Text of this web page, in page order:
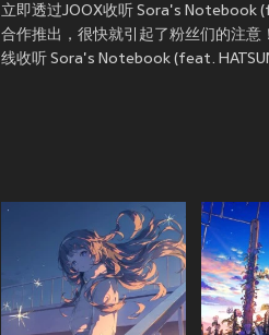
立即透过JOOX收听 Sora's Notebook
合作推出，很快就引起了粉丝们的注意
线收听 Sora's Notebook (feat.